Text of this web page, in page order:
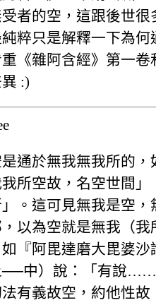
者的空，這跟後世很
粹只是解釋一下為何
《雜阿含經》第一卷
:)
是通於無我無我所的，
我所空故，名空世間」
。這可見無我是空，
以為空就是無我（我
『阿毘達磨大毘婆沙
──中）說：「有說
有義故空，約他性故